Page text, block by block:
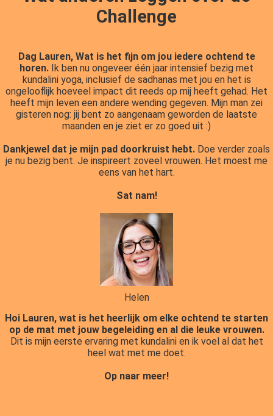
Challenge
Dag Lauren, Wat is het fijn om jou iedere ochtend te
horen. Ik ben nu ongeveer één jaar intensief bezig met
kundalini yoga, inclusief de sadhanas met jou en het is
ongelooflijk hoeveel impact dit reeds op mij heeft gehad. Het
heeft mijn leven een andere wending gegeven. Mijn man zei
gisteren nog: jij bent zo aangenaam geworden de laatste
maanden en je ziet er zo goed uit :)
Dankjewel dat je mijn pad doorkruist hebt. Doe verder zoals
je nu bezig bent. Je inspireert zoveel vrouwen. Het moest me
eens van het hart.
Sat nam!
Helen
Hoi Lauren, wat is het heerlijk om elke ochtend te starten
op de mat met jouw begeleiding en al die leuke vrouwen.
Dit is mijn eerste ervaring met kundalini en ik voel al dat het
heel wat met me doet.
Op naar meer!